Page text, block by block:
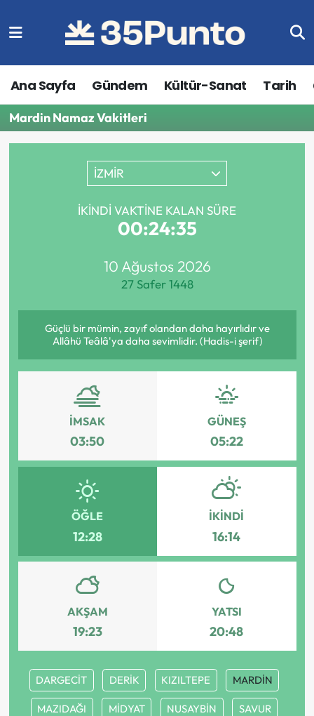
Ana Sayfa Gündem Kültür-Sanat Tarih
Mardin Namaz Vakitleri
İZMİR
İKINDI VAKTINE KALAN SÜRE
00:24:35
10 Ağustos 2026
27 Safer 1448
Güçlü bir mümin, zayıf olandan daha hayırlıdır ve
Allâhü Teâlâ'ya daha sevimlidir. (Hadis-i şerif)
İMSAK
03:50
GÜNEŞ
05:22
ÖĞLE
12:28
İKINDI
16:14
AKŞAM
19:23
YATSI
20:48
DARGECİT DERİK KIZILTEPE MARDİN
MAZIDAĞI MİDYAT NUSAYBİN SAVUR